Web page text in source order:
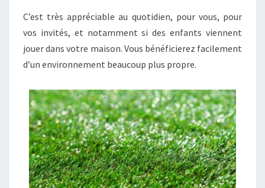
C’est très appréciable au quotidien, pour vous, pour
vos invités, et notamment si des enfants viennent
jouer dans votre maison. Vous bénéficierez facilement
d’un environnement beaucoup plus propre.